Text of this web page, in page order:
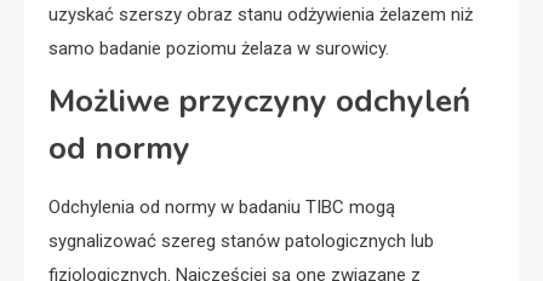
uzyskać szerszy obraz stanu odżywienia żelazem niż
samo badanie poziomu żelaza w surowicy.
Możliwe przyczyny odchyleń
od normy
Odchylenia od normy w badaniu TIBC mogą
sygnalizować szereg stanów patologicznych lub
fizjologicznych. Najczęściej są one związane z